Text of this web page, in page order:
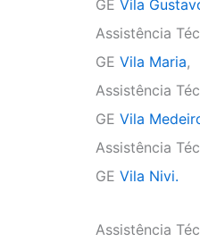
GE Vila
Assistência
GE Vila Maria,
Assistência
GE Vila
Assistência
GE Vila Nivi.
Assistência